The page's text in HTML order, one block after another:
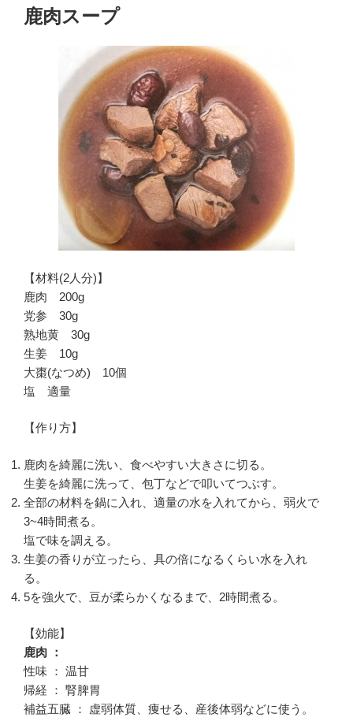
稿
日:
鹿肉スープ
【材料(2人分)】
鹿肉 200g
党参 30g
熟地黄 30g
生姜 10g
大棗(なつめ) 10個
塩 適量
【作り方】
鹿肉を綺麗に洗い、食べやすい大きさに切る。
生姜を綺麗に洗って、包丁などで叩いてつぶす。
全部の材料を鍋に入れ、適量の水を入れてから、弱火で
3~4時間煮る。
塩で味を調える。
生姜の香りが立ったら、具の倍になるくらい水を入れ
る。
5を強火で、豆が柔らかくなるまで、2時間煮る。
【効能】
鹿肉 ：
性味 ： 温甘
帰経 ： 腎脾胃
補益五臓 ： 虚弱体質、痩せる、産後体弱などに使う。